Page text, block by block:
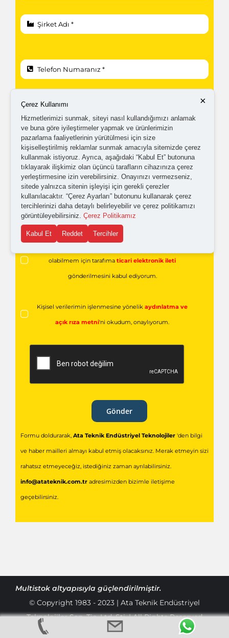
olabilmem için tarafımaticari elektronik ileti
gönderilmesini kabul ediyorum.
Kişisel verilerimin işlenmesine yönelikaydınlatma ve
açık rıza metni'ni okudum,onaylıyorum.
Gönder
Formu doldurarak, Ata Teknik Endüstriyel Teknolojiler'den bilgi
ve haber mailleri almayı kabul etmiş olacaksınız. Merak etmeyin sizi
rahatsız etmeyeceğiz, istediğiniz zaman ayrılabilirsiniz.
info@atateknik.com.tradresimizden bizimle iletişime
geçebilirsiniz.
Multistok altyapısıyla güçlendirilmiştir.
© Copyright 1983 - 2023 | Ata Teknik Endüstriyel
Teknolojiler San. Tic. Ltd. Şti. | All Rights Reserved
×
Çerez Kullanımı
Hizmetlerimizi sunmak, siteyi nasıl kullandığımızı anlamak
ve buna göre iyileştirmeler yapmak ve ürünlerimizin
pazarlama faaliyetlerinin yürütülmesi için size
kişiselleştirilmiş reklamlar sunmak amacıyla sitemizde çerez
kullanmak istiyoruz. Ayrıca, aşağıdaki “Kabul Et” butonuna
tıklayarak ilişkimiz olan üçüncü tarafların cihazınıza çerez
yerleştirmesine izin verebilirsiniz. Onayınızı vermezseniz,
sitede yalnızca sitenin işleyişi için gerekli çerezler
kullanılacaktır. “Çerez Ayarları” butonunu kullanarak çerez
tercihlerinizi daha detaylı belirleyebilir ve çerez politikamızı
görüntüleyebilirsiniz. Çerez Politikamız
Kabul Et Reddet Tercihler